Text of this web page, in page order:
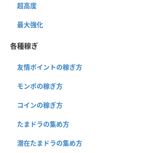
超高度
最大強化
各種稼ぎ
友情ポイントの稼ぎ方
モンポの稼ぎ方
コインの稼ぎ方
たまドラの集め方
潜在たまドラの集め方